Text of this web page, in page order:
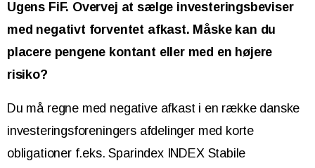
Ugens FiF. Overvej at sælge investeringsbeviser
med negativt forventet afkast. Måske kan du
placere pengene kontant eller med en højere
risiko?
Du må regne med negative afkast i en række danske
investeringsforeningers afdelinger med korte
obligationer f.eks. Sparindex INDEX Stabile